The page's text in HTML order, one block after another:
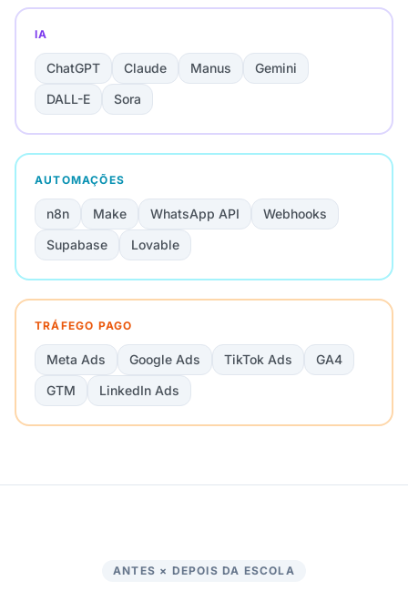
IA
ChatGPT Claude Manus
Gemini
DALL-E
Sora
AUTOMAÇÕES
n8n Make WhatsApp API
Webhooks
Supabase
Lovable
TRÁFEGO PAGO
Meta Ads Google Ads TikTok Ads
GA4
GTM
LinkedIn Ads
ANTES × DEPOIS DA ESCOLA